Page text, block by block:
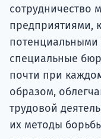
сотрудничество
предприятиями,
потенциальными
специальные
почти при
образом,
трудовой
их методы